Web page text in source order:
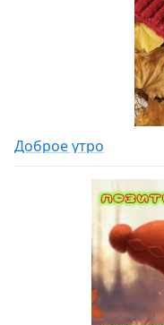
Доброе утро